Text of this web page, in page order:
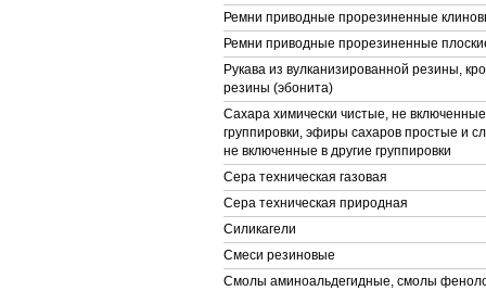
Ремни приводные прорезиненные
Ремни приводные прорезиненные
Рукава из вулканизированной резины,
резины (эбонита)
Сахара химически чистые, не включенные
группировки, эфиры сахаров простые и
не включенные в другие группировки
Сера техническая газовая
Сера техническая природная
Силикагели
Смеси резиновые
Смолы аминоальдегидные, смолы